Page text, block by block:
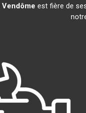
Vendôme est fière de